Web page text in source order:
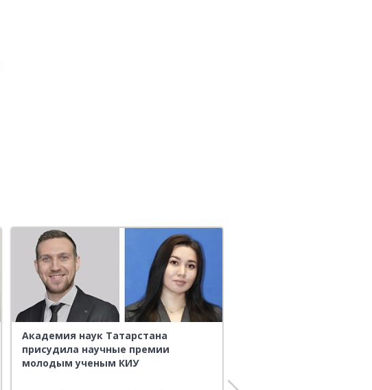
Академия наук Татарстана
присудила научные премии
молодым ученым КИУ